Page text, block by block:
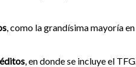
, como la grandísima mayoría en
, en donde se incluye el TFG.